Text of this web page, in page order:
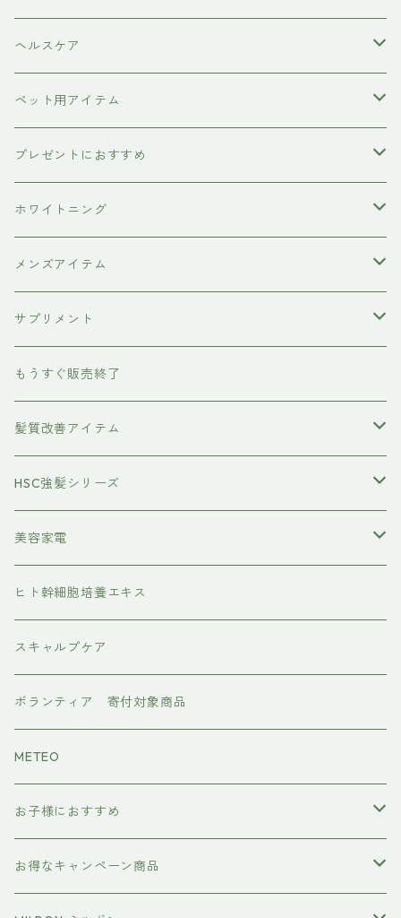
ダークニル
N .（エヌドット）
インプライム
塩基性カラー剤
クロマID
美容液
オールインワンジェル
ボディソープ
洗顔料
炭酸洗顔フォーム
ヴィーガン認証
ヘルスケア
エイジングケア
ペット用アイテム
犬用シャンプー
ペット用ブラシ
サプリメント
プレゼントにおすすめ
男性にプレゼント
女性にプレゼント
ホワイトニング
歯磨き粉
メンズアイテム
ボディケア
除毛クリーム
育毛ケア
養毛剤
フェイスケア
サプリメント
犬用
もうすぐ販売終了
髪質改善アイテム
トステアケア
レブリン酸ケア
水素トリートメント
プレックスケア
CMCケア
HSC強髪シリーズ
アイラッシュ
美容家電
ヘアアイロン
マグネット
ドライヤー
ワンダム
ヒト幹細胞培養エキス
スキャルプケア
ボランティア 寄付対象商品
METEO
お子様におすすめ
イクエイブ キッズ プリンセス
お得なキャンペーン商品